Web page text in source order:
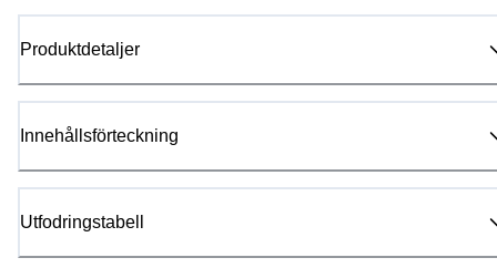
Produktdetaljer
Innehållsförteckning
Utfodringstabell